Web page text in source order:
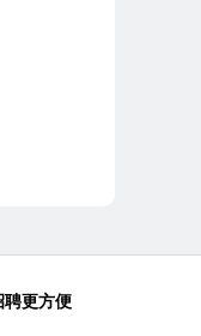
聘更方便